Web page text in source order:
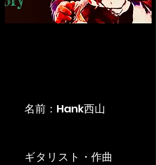
名前：Hank西山
ギタリスト・作曲